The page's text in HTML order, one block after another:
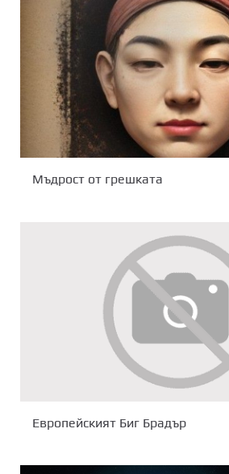
Мъдрост от грешката
Европейският Биг Брадър